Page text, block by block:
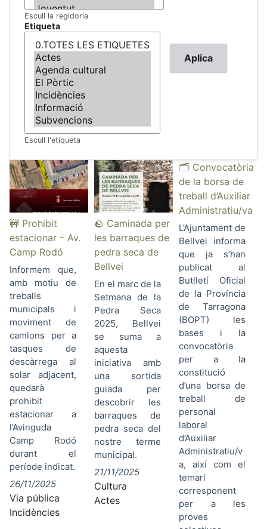
Escull la regidoria
Etiqueta
Escull l'etiqueta
🚧 Prohibit
estacionar – Av.
Camp Rodó
Informem que,
amb motiu de
treballs
municipals i
moviment de
camions per a
tasques de
descàrrega al
solar adjacent,
quedarà
prohibit
estacionar a
l’Avinguda
Camp Rodó
durant el
període indicat.
26/11/2025
Via pública
Incidències
🪨 Caminada per
les barraques de
pedra seca de
Bellvei
En el marc de la
Setmana de la
Pedra Seca
2025, Bellvei
se suma a
aquesta
iniciativa amb
una sortida
guiada per
descobrir les
barraques de
pedra seca del
nostre terme
municipal.
21/11/2025
Cultura
Actes
🗂️ Convocatòria
de la borsa de
treball d’Auxiliar
Administratiu/va
L’Ajuntament de
Bellvei informa
que ja s’han
publicat al
Butlletí Oficial
de la Província
de Tarragona
(BOPT) les
bases i la
convocatòria
per a la
constitució
d’una borsa de
treball de
personal
laboral
d’Auxiliar
Administratiu/v
a, així com el
temari
corresponent
per a les
proves